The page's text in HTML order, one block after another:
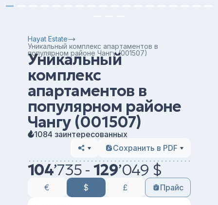
Hayat Estate
Уникальный комплекс апартаментов в
популярном районе Чангу (001507)
Уникальный
комплекс
апартаментов в
популярном районе
Чангу (001507)
1084 заинтересованных
Сохранить в PDF
104’735 - 129’049 $
€ $ £ Прайс